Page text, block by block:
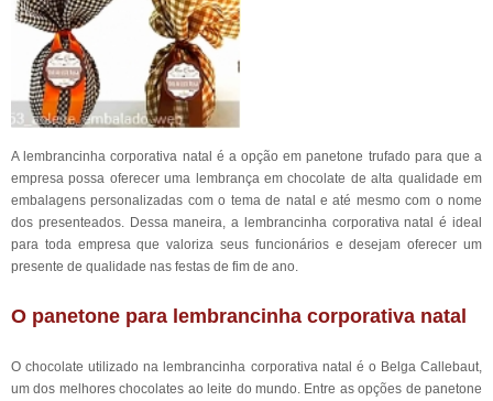
A lembrancinha corporativa natal é a opção em panetone trufado para que a
empresa possa oferecer uma lembrança em chocolate de alta qualidade em
embalagens personalizadas com o tema de natal e até mesmo com o nome
dos presenteados. Dessa maneira, a lembrancinha corporativa natal é ideal
para toda empresa que valoriza seus funcionários e desejam oferecer um
presente de qualidade nas festas de fim de ano.
O panetone para lembrancinha corporativa natal
O chocolate utilizado na lembrancinha corporativa natal é o Belga Callebaut,
um dos melhores chocolates ao leite do mundo. Entre as opções de panetone